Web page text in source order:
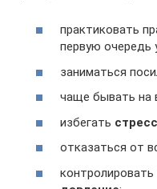
практиковать
первую очередь
заниматься
чаще бывать на
избегать
отказаться от